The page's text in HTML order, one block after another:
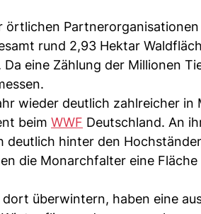
örtlichen
rund 2,93 Hektar
eine Zählung der Millionen
wieder deutlich zahlreicher in
beim WWF Deutschland. An
deutlich hinter den
die Monarchfalter eine Fläche
überwintern, haben eine